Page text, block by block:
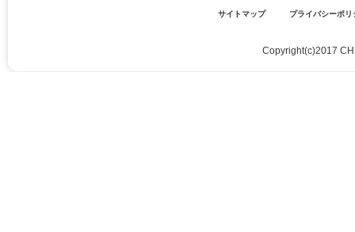
サイトマップ プライバシーポリ
Copyright(c)2017